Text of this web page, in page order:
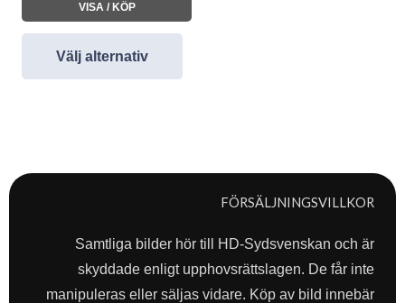
VISA / KÖP
Välj alternativ
FÖRSÄLJNINGSVILLKOR
Samtliga bilder hör till HD-Sydsvenskan och är
skyddade enligt upphovsrättslagen. De får inte
manipuleras eller säljas vidare. Köp av bild innebär